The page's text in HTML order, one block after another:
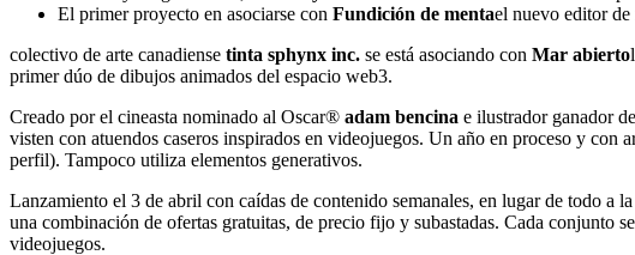
El primer proyecto en asociarse con Fundición de mentael nuevo editor de
colectivo de arte canadiense tinta sphynx inc. se está asociando con Mar abierto
primer dúo de dibujos animados del espacio web3.
Creado por el cineasta nominado al Oscar® adam bencina e ilustrador ganador
visten con atuendos caseros inspirados en videojuegos. Un año en proceso y
perfil). Tampoco utiliza elementos generativos.
Lanzamiento el 3 de abril con caídas de contenido semanales, en lugar de todo a
una combinación de ofertas gratuitas, de precio fijo y subastadas. Cada conjunto
videojuegos.